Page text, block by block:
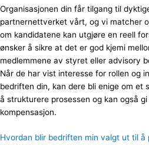
Organisasjonen din får tilgang til
partnernettverket vårt, og vi matcher
om kandidatene kan utgjøre en reell
ønsker å sikre at det er god kjemi
medlemmene av styret eller advisory
Når de har vist interesse for rollen og
bedriften din, kan dere bli enige om et
å strukturere prosessen og kan også
kompensasjon.
Hvordan blir bedriften min valgt ut til å